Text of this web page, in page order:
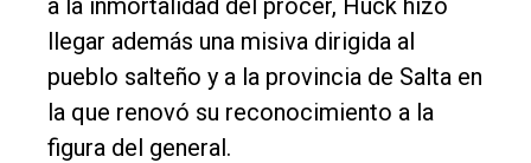
llegar además una misiva dirigida al
pueblo salteño y a la provincia de Salta en
la que renovó su reconocimiento a la
figura del general.